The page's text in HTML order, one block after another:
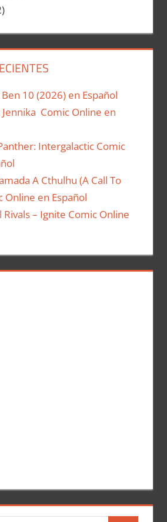
10 (2026) en Español
Jennika Comic Online en
Intergalactic Comic
A Cthulhu (A Call To
Online en Español
– Ignite Comic Online